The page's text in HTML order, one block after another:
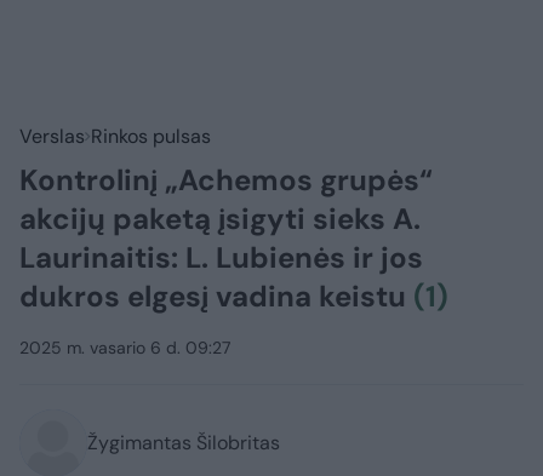
Verslas Rinkos pulsas
Kontrolinį „Achemos grupės“
akcijų paketą įsigyti sieks A.
Laurinaitis: L. Lubienės ir jos
dukros elgesį vadina keistu (1)
2025 m. vasario 6 d. 09:27
Žygimantas Šilobritas